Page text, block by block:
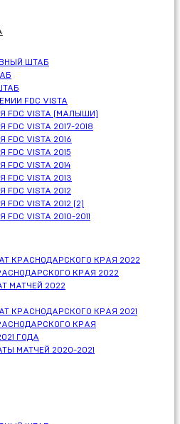
ШТАБ
FDC VISTA
FDC VISTA (МАЛЫШИ)
VISTA 2017-2018
VISTA 2016
VISTA 2015
VISTA 2014
VISTA 2013
VISTA 2012
VISTA 2012 (2)
VISTA 2010-2011
КРАСНОДАРСКОГО КРАЯ 2022
КРАЯ 2022
МАТЧЕЙ 2022
КРАСНОДАРСКОГО КРАЯ 2021
КРАЯ
ГОДА
МАТЧЕЙ 2020-2021